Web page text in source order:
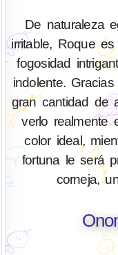
De naturaleza
irritable, Roque
fogosidad
indolente.
gran cantidad de
verlo realmente
color ideal,
fortuna le será
corneja,